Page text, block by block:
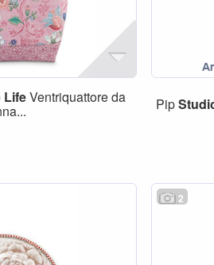
LifeVentriquattore da Pip
2